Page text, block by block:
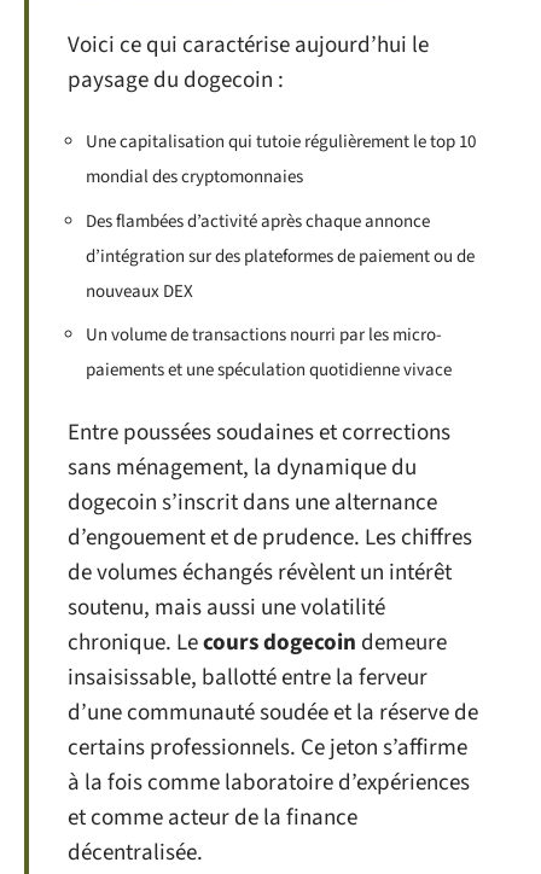
Voici ce qui caractérise aujourd’hui le
paysage du dogecoin :
Une capitalisation qui tutoie régulièrement le top 10
mondial des cryptomonnaies
Des flambées d’activité après chaque annonce
d’intégration sur des plateformes de paiement ou de
nouveaux DEX
Un volume de transactions nourri par les micro-
paiements et une spéculation quotidienne vivace
Entre poussées soudaines et corrections
sans ménagement, la dynamique du
dogecoin s’inscrit dans une alternance
d’engouement et de prudence. Les chiffres
de volumes échangés révèlent un intérêt
soutenu, mais aussi une volatilité
chronique. Lecours dogecoin demeure
insaisissable, ballotté entre la ferveur
d’une communauté soudée et la réserve de
certains professionnels. Ce jeton s’affirme
à la fois comme laboratoire d’expériences
et comme acteur de la finance
décentralisée.